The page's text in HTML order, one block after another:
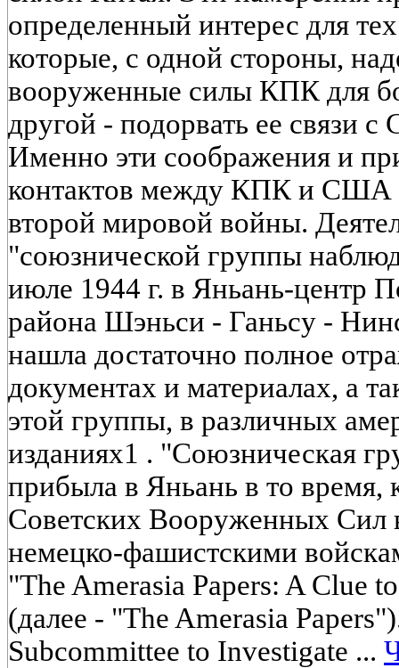
определенный интерес для
которые, с одной стороны,
вооруженные силы КПК для
другой - подорвать ее связи
Именно эти соображения и
контактов между КПК и США
второй мировой войны.
"союзнической группы
июле 1944 г. в Яньань-центр
района Шэньси - Ганьсу -
нашла достаточно полное
документах и материалах, а
этой группы, в различных
изданиях1 . "Союзническая
прибыла в Яньань в то время,
Советских Вооруженных Сил
немецко-фашистскими
"The Amerasia Papers: A Clue
(далее - "The Amerasia
Subcommittee to Investigate ...